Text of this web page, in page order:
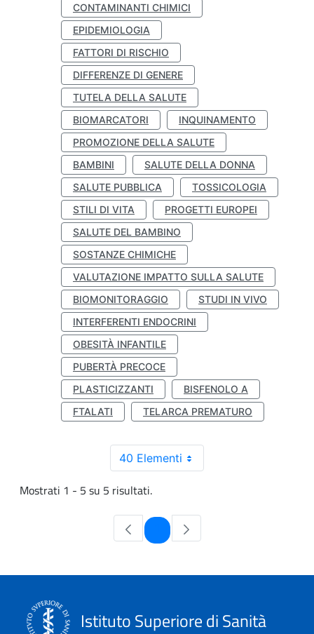
CONTAMINANTI CHIMICI
EPIDEMIOLOGIA
FATTORI DI RISCHIO
DIFFERENZE DI GENERE
TUTELA DELLA SALUTE
BIOMARCATORI
INQUINAMENTO
PROMOZIONE DELLA SALUTE
BAMBINI
SALUTE DELLA DONNA
SALUTE PUBBLICA
TOSSICOLOGIA
STILI DI VITA
PROGETTI EUROPEI
SALUTE DEL BAMBINO
SOSTANZE CHIMICHE
VALUTAZIONE IMPATTO SULLA SALUTE
BIOMONITORAGGIO
STUDI IN VIVO
INTERFERENTI ENDOCRINI
OBESITÀ INFANTILE
PUBERTÀ PRECOCE
PLASTICIZZANTI
BISFENOLO A
FTALATI
TELARCA PREMATURO
40 Elementi
Mostrati 1 - 5 su 5 risultati.
Pagina
Istituto Superiore di Sanità